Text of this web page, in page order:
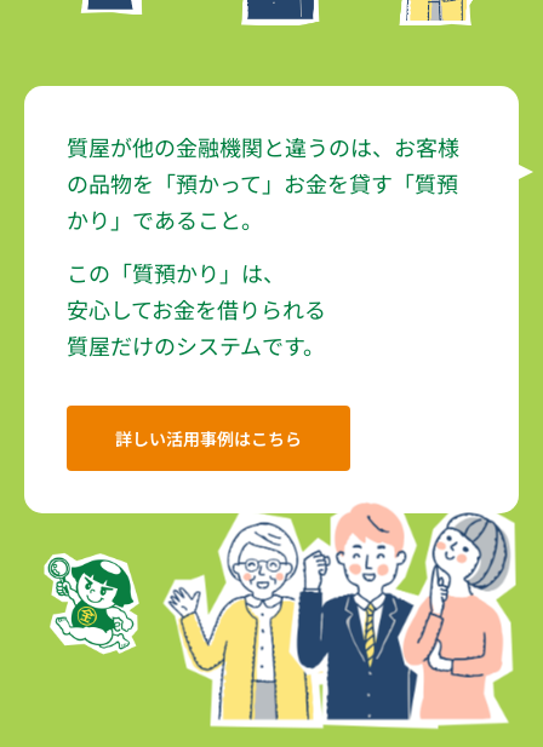
質屋が他の金融機関と違うのは、 お客様
の品物を「預かって」お金を貸す 「質預
かり」であること。
この「質預かり」は、
安心してお金を借りられる
質屋だけのシステムです。
詳しい活用事例はこちら